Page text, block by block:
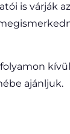
is várják
ajánljuk.